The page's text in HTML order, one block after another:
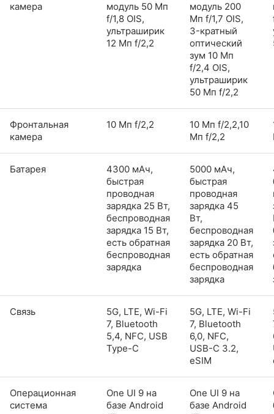
камера
модуль 50 Мп
f/1,8 OIS,
ультраширик
12 Мп f/2,2
модуль 200
Мп f/1,7 OIS,
3-кратный
оптический
зум 10 Мп
f/2,4 OIS,
ультраширик
50 Мп f/2,2
Фронтальная
камера
10 Мп f/2,2
10 Мп f/2,2,10
Мп f/2,2
Батарея
4300 мАч,
быстрая
проводная
зарядка 25 Вт,
беспроводная
зарядка 15 Вт,
есть обратная
беспроводная
зарядка
5000 мАч,
быстрая
проводная
зарядка 45
Вт,
беспроводная
зарядка 20 Вт,
есть обратная
беспроводная
зарядка
Связь
5G, LTE, Wi-Fi
7, Bluetooth
5,4, NFC, USB
Type-C
5G, LTE, Wi-Fi
7, Bluetooth
6,0, NFC,
USB-C 3.2,
eSIM
Операционная
система
One UI 9 на
базе Android
One UI 9 на
базе Android